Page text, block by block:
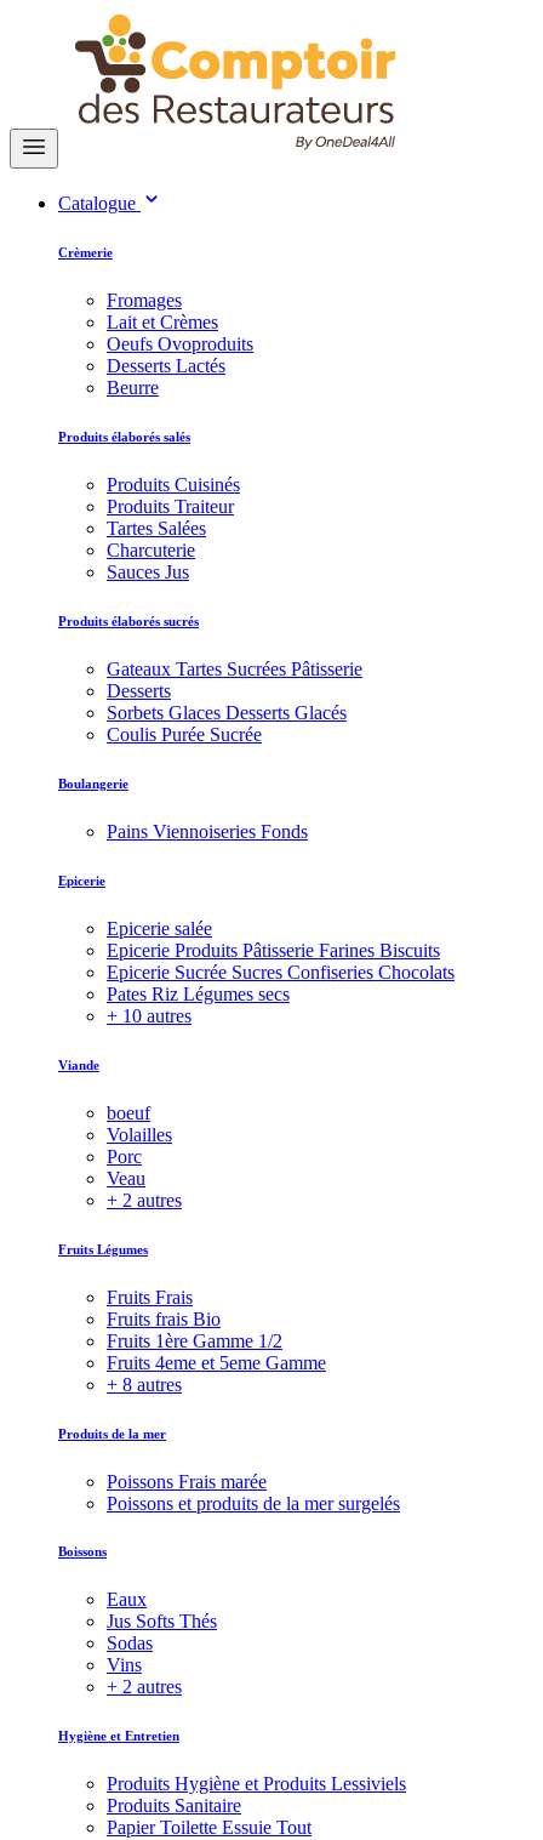
Catalogue
Crèmerie
Fromages
Lait et Crèmes
Oeufs Ovoproduits
Desserts Lactés
Beurre
Produits élaborés salés
Produits Cuisinés
Produits Traiteur
Tartes Salées
Charcuterie
Sauces Jus
Produits élaborés sucrés
Gateaux Tartes Sucrées Pâtisserie
Desserts
Sorbets Glaces Desserts Glacés
Coulis Purée Sucrée
Boulangerie
Pains Viennoiseries Fonds
Epicerie
Epicerie salée
Epicerie Produits Pâtisserie Farines Biscuits
Epicerie Sucrée Sucres Confiseries Chocolats
Pates Riz Légumes secs
+ 10 autres
Viande
boeuf
Volailles
Porc
Veau
+ 2 autres
Fruits Légumes
Fruits Frais
Fruits frais Bio
Fruits 1ère Gamme 1/2
Fruits 4eme et 5eme Gamme
+ 8 autres
Produits de la mer
Poissons Frais marée
Poissons et produits de la mer surgelés
Boissons
Eaux
Jus Softs Thés
Sodas
Vins
+ 2 autres
Hygiène et Entretien
Produits Hygiène et Produits Lessiviels
Produits Sanitaire
Papier Toilette Essuie Tout